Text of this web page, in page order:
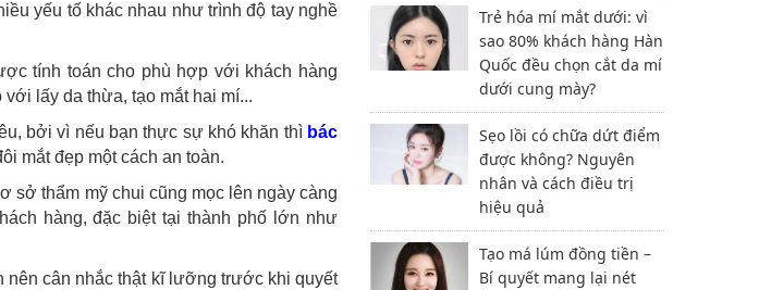
yếu tố khác nhau như trình độ tay nghề
tính toán cho phù hợp với khách hàng
lấy da thừa, tạo mắt hai mí...
bởi vì nếu bạn thực sự khó khăn thì bác
mắt đẹp một cách an toàn.
sở thẩm mỹ chui cũng mọc lên ngày càng
hàng, đặc biệt tại thành phố lớn như
nên cân nhắc thật kĩ lưỡng trước khi quyết
Trẻ hóa mí mắt dưới: vì
sao 80% khách hàng Hàn
Quốc đều chọn cắt da mí
dưới cung mày?
Sẹo lồi có chữa dứt điểm
được không? Nguyên
nhân và cách điều trị
hiệu quả
Tạo má lúm đồng tiền –
Bí quyết mang lại nét